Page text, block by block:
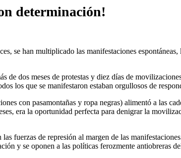
determinación!
se han multiplicado las manifestaciones
de dos meses de protestas y diez días de
los que se manifestaron estaban orgullosos de
con pasamontañas y ropa negras) alimentó a las
era la oportunidad perfecta para denigrar la
fuerzas de represión al margen de las
y se oponen a las políticas ferozmente antiobreras